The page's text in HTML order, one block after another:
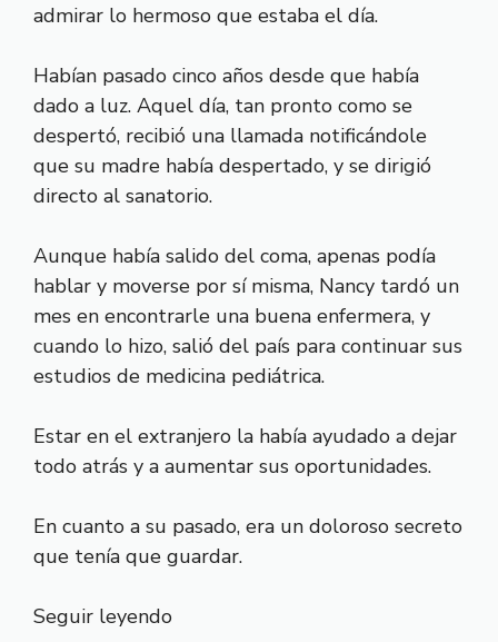
admirar lo hermoso que estaba el día.
Habían pasado cinco años desde que había
dado a luz. Aquel día, tan pronto como se
despertó, recibió una llamada notificándole
que su madre había despertado, y se dirigió
directo al sanatorio.
Aunque había salido del coma, apenas podía
hablar y moverse por sí misma, Nancy tardó un
mes en encontrarle una buena enfermera, y
cuando lo hizo, salió del país para continuar sus
estudios de medicina pediátrica.
Estar en el extranjero la había ayudado a dejar
todo atrás y a aumentar sus oportunidades.
En cuanto a su pasado, era un doloroso secreto
que tenía que guardar.
Seguir leyendo